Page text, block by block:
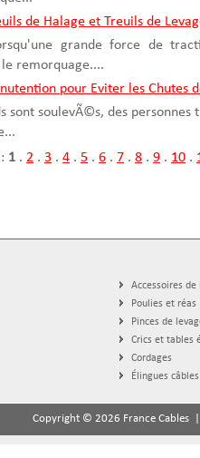
de Halage et Treuils de
grande force de
remorquage....
pour Eviter les Chutes
sont soulevÃ©s, des
1 . 2 . 3 . 4 . 5 . 6 . 7 . 8 . 9 . 10 .
Accessoires de
Poulies et réas
Pinces de
Crics et tables
Cordages
Élingues câbles
Copyright © 2026 France